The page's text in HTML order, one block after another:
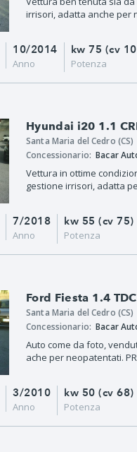
irrisori, adatta anche per
10/2014
Anno
kw 75 (cv
Potenza
Hyundai i20 1.1
Santa Maria del Cedro (CS)
Concessionario: Bacar
Vettura in ottime
gestione irrisori, adatta
7/2018
Anno
kw 55 (cv 75)
Potenza
Ford Fiesta 1.4
Santa Maria del Cedro (CS)
Concessionario: Bacar
Auto come da foto,
ache per neopatentati.
3/2010
Anno
kw 50 (cv 68)
Potenza